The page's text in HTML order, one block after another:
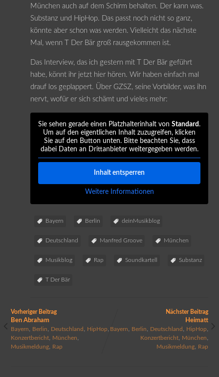
München auch auf dem Schirm behalten. Der kann was.
Substanz und HipHop. Das passt noch nicht so ganz,
könnte aber schon was werden. Vielleicht das nächste
Mal, wenn T Der Bär groß rausgekommen ist.
Das Interview, das ich gestern mit T Der Bär geführt
habe, könnt ihr jetzt hier hören. Wir haben einfach mal
drauf los geplappert. Über GZSZ, seine Vorbilder, was ihn
nervt, wofür er sich schämt und vieles mehr:
Sie sehen gerade einen Platzhalterinhalt von Standard .
Um auf den eigentlichen Inhalt zuzugreifen, klicken
Sie auf den Button unten. Bitte beachten Sie, dass
dabei Daten an Drittanbieter weitergegeben werden.
Inhalt entsperren
Weitere Informationen
Bayern Berlin deinMusikblog
Deutschland Manfred Groove München
Musikblog Rap Soundkartell Substanz
T Der Bär
Vorheriger Beitrag
Ben Abraham
Bayern Berlin Deutschland HipHop
Konzertbericht, München
Musikmeldung, Rap
Nächster Beitrag
Heimatt
Bayern Berlin Deutschland HipHop
Konzertbericht München
Musikmeldung Rap